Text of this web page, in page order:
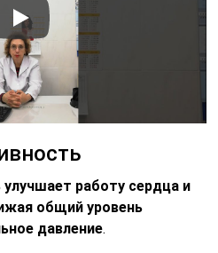
работу сердца и
общий уровень
давление.